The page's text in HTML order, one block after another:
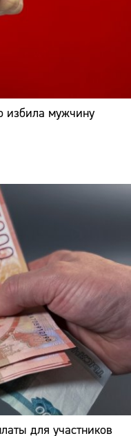
избила мужчину
для участников